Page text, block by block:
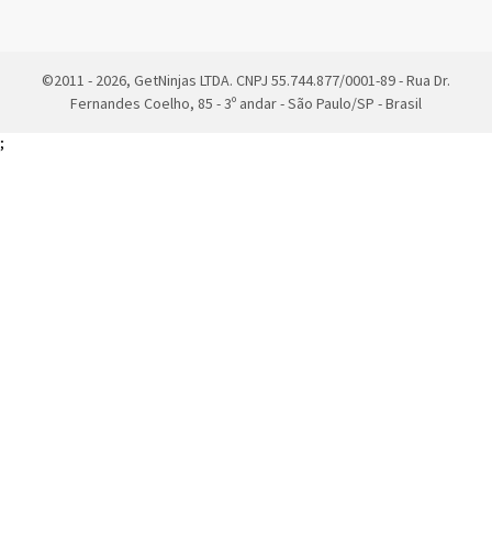
©2011 - 2026, GetNinjas LTDA. CNPJ 55.744.877/0001-89 - Rua Dr.
Fernandes Coelho, 85 - 3º andar - São Paulo/SP - Brasil
;